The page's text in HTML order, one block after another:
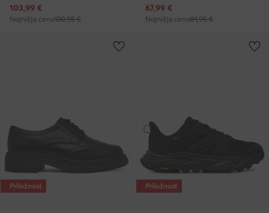
Trenutna cena
103,99 €
Najnižja cena130,95 €
Trenutna cena
67,99 €
Najnižja cena81,95 €
Priložnost Priložnost